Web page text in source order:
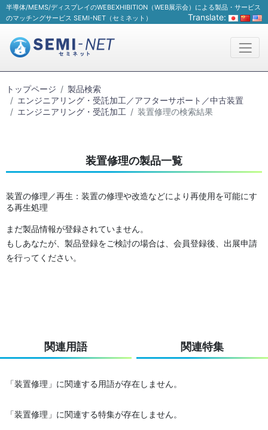
半導体/MEMS/ディスプレイのWEBEXHIBITION（WEB展示会）による製品・サービス
のマッチングサービス SEMI-NET（セミネット）
Translate:
トップページ
製品検索
エンジニアリング・受託加工／アフターサポート／中古装置
エンジニアリング・受託加工
装置修理の検索結果
装置修理の製品一覧
装置の修理／再生：装置の修理や改造などにより再使用を可能にす
る再生処理
まだ製品情報が登録されていません。
もしあなたが、製品登録をご検討の場合は、会員登録後、出展申請
を行ってください。
関連用語 関連特集
「装置修理」に関連する用語が存在しません。
「装置修理」に関連する特集が存在しません。